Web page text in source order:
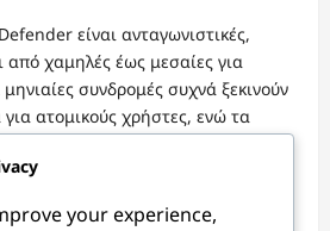
είναι ανταγωνιστικές,
από χαμηλές έως μεσαίες για
συνδρομές συχνά ξεκινούν
ατομικούς χρήστες, ενώ τα
μπορεί να κυμαίνονται από 50 έως
με τον αριθμό των
your experience,